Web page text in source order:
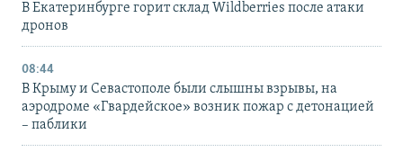
В Екатеринбурге горит склад Wildberries после атаки
дронов
08:44
В Крыму и Севастополе были слышны взрывы, на
аэродроме «Гвардейское» возник пожар с детонацией
– паблики